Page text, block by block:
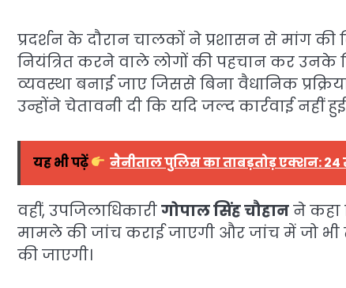
प्रदर्शन के दौरान चालकों ने प्रशासन से मांग
नियंत्रित करने वाले लोगों की पहचान कर उनके
व्यवस्था बनाई जाए जिससे बिना वैधानिक
उन्होंने चेतावनी दी कि यदि जल्द कार्रवाई
यह भी पढ़ें नैनीताल पुलिस का ताबड़तोड़ एक्शन: 24
वहीं, उपजिलाधिकारीगोपाल सिंह चौहानने कहा
मामले की जांच कराई जाएगी और जांच में जो
की जाएगी।